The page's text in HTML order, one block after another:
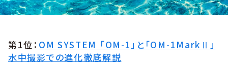
第1位： OM SYSTEM 「OM-1」と「OM-1MarkⅡ」
水中撮影での進化徹底解説